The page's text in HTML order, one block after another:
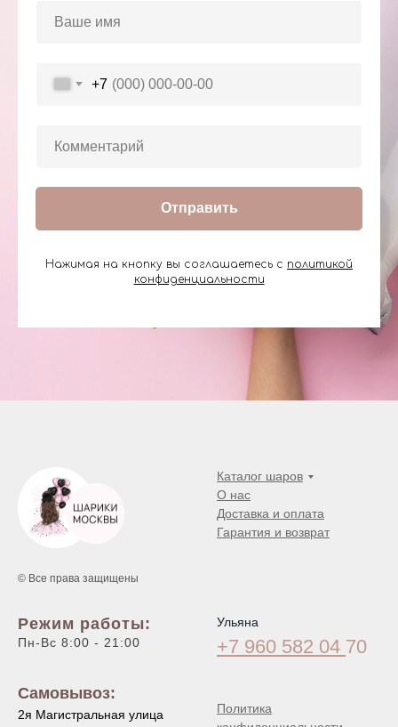
+7
Отправить
Нажимая на кнопку вы соглашаетесь с политикой
конфиденциальности
© Все права защищены
Каталог шаров
О нас
Доставка и оплата
Гарантия и возврат
Режим работы:
Пн-Вс 8:00 - 21:00
Самовывоз:
2я Магистральная улица
Ульяна
+7 960 582 04 70
Политика